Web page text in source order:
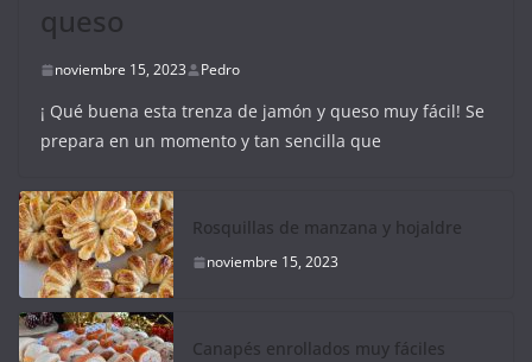
queso
noviembre 15, 2023 Pedro
¡ Qué buena esta trenza de jamón y queso muy fácil! Se
prepara en un momento y tan sencilla que
Rosquillas de manzana y hojaldre
noviembre 15, 2023
Canapés enrollados muy fáciles